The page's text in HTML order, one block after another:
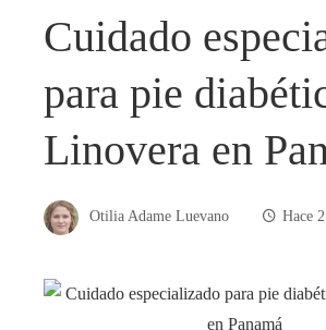
Cuidado
para pie
Linovera en
Otilia Adame Luevano Hace